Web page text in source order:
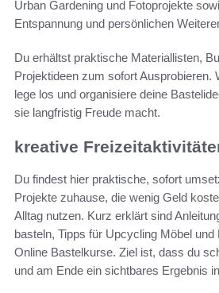
Urban Gardening und Fotoprojekte
Entspannung und persönlichen
Du erhältst praktische Materiallisten,
Projektideen zum sofort Ausprobieren.
lege los und organisiere deine
sie langfristig Freude macht.
kreative
Du findest hier praktische, sofort
Projekte zuhause, die wenig Geld
Alltag nutzen. Kurz erklärt sind
basteln, Tipps für Upcycling Möbel
Online Bastelkurse. Ziel ist, dass du
und am Ende ein sichtbares Ergebnis